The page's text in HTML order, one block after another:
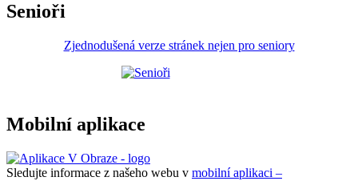
Senioři
Zjednodušená verze stránek nejen pro seniory
Mobilní aplikace
Sledujte informace z našeho webu v mobilní aplikaci –